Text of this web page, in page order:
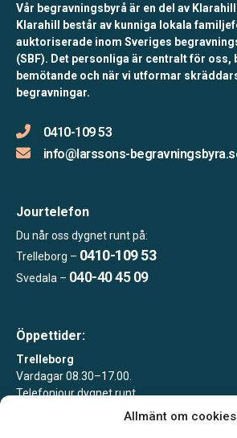
Allmänt om cookies
Vår begravningsbyrå är en del av
Klarahill består av kunniga lokala
auktoriserade inom Sveriges
(SBF). Det personliga är centralt för oss,
bemötande och när vi utformar
begravningar.
0410-109 53
info@larssons-
Jourtelefon
Du når oss dygnet runt på:
Trelleborg – 0410-109 53
Svedala – 040-40 45 09
Öppettider:
Trelleborg
Vardagar 08.30–17.00.
Telefonjour dygnet runt.